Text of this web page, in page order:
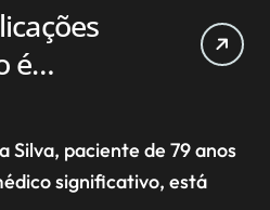
é
Silva, paciente de 79 anos
significativo, está